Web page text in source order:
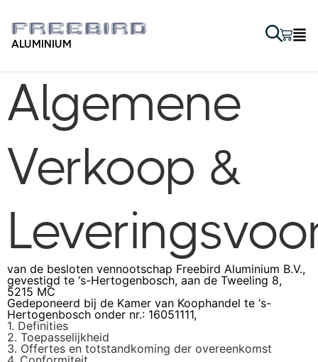
ALUMINIUM
Algemene
Verkoop &
van de besloten vennootschap Freebird Aluminium B.V.,
gevestigd te ‘s-Hertogenbosch, aan de Tweeling 8,
5215 MC
Gedeponeerd bij de Kamer van Koophandel te ‘s-
Hertogenbosch onder nr.: 16051111,
1. Definities
2. Toepasselijkheid
3. Offertes en totstandkoming der overeenkomst